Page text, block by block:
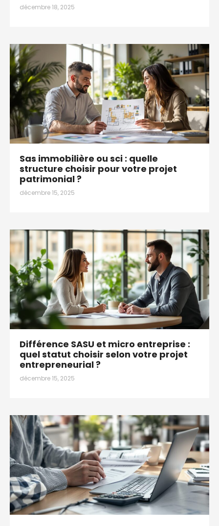
décembre 18, 2025
Sas immobilière ou sci : quelle
structure choisir pour votre projet
patrimonial ?
décembre 15, 2025
Différence SASU et micro entreprise :
quel statut choisir selon votre projet
entrepreneurial ?
décembre 15, 2025